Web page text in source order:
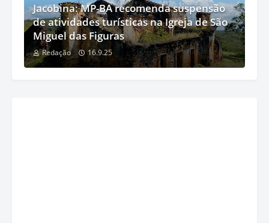
Jacobina: MP-BA recomenda suspensão
de atividades turísticas na Igreja de São
Miguel das Figuras
Redação 16.9.25